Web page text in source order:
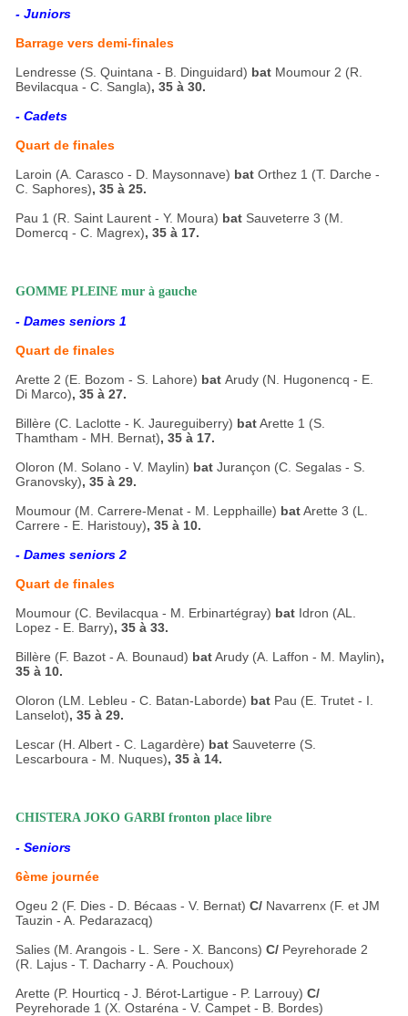
- Juniors
Barrage vers demi-finales
Lendresse (S. Quintana - B. Dinguidard) bat Moumour 2 (R.
Bevilacqua - C. Sangla), 35 à 30.
- Cadets
Quart de finales
Laroin (A. Carasco - D. Maysonnave) batOrthez 1 (T. Darche -
C. Saphores), 35 à 25.
Pau 1 (R. Saint Laurent - Y. Moura) bat Sauveterre 3 (M.
Domercq - C. Magrex), 35 à 17.
GOMME PLEINE mur à gauche
- Dames seniors 1
Quart de finales
Arette 2 (E. Bozom - S. Lahore) batArudy (N. Hugonencq - E.
Di Marco), 35 à 27.
Billère (C. Laclotte - K. Jaureguiberry) batArette 1 (S.
Thamtham - MH. Bernat), 35 à 17.
Oloron (M. Solano - V. Maylin) batJurançon (C. Segalas - S.
Granovsky), 35 à 29.
Moumour (M. Carrere-Menat - M. Lepphaille) batArette 3 (L.
Carrere - E. Haristouy), 35 à 10.
- Dames seniors 2
Quart de finales
Moumour (C. Bevilacqua - M. Erbinartégray) bat Idron (AL.
Lopez - E. Barry), 35 à 33.
Billère (F. Bazot - A. Bounaud) batArudy (A. Laffon - M. Maylin),
35 à 10.
Oloron (LM. Lebleu - C. Batan-Laborde) bat Pau (E. Trutet - I.
Lanselot), 35 à 29.
Lescar (H. Albert - C. Lagardère) bat Sauveterre (S.
Lescarboura - M. Nuques), 35 à 14.
CHISTERA JOKO GARBI fronton place libre
- Seniors
6ème journée
Ogeu 2 (F. Dies - D. Bécaas - V. Bernat)C/ Navarrenx (F. et JM
Tauzin - A. Pedarazacq)
Salies (M. Arangois - L. Sere - X. Bancons)C/ Peyrehorade 2
(R. Lajus - T. Dacharry - A. Pouchoux)
Arette (P. Hourticq - J. Bérot-Lartigue - P. Larrouy)C/
Peyrehorade 1 (X. Ostaréna - V. Campet - B. Bordes)